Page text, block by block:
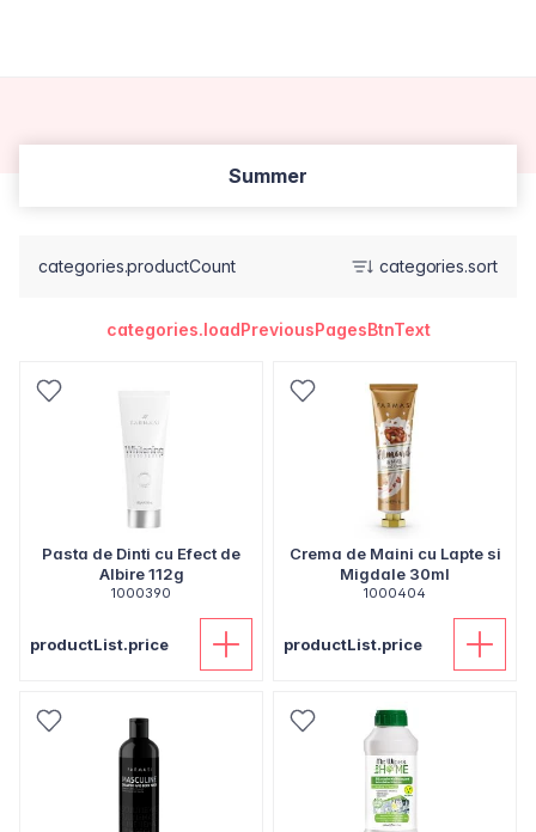
Summer
categories.productCount categories.sort
categories.loadPreviousPagesBtnText
Pasta de Dinti cu Efect de
Albire 112g
1000390
productList.price
Crema de Maini cu Lapte si
Migdale 30ml
1000404
productList.price